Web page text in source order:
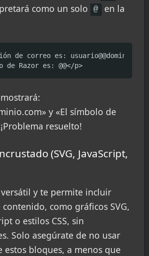
como un solo
@
en la
de correo es:
de Razor es: @@</p>
» y «El símbolo de
resuelto!
(SVG, JavaScript,
versátil y te permite incluir
como gráficos SVG,
o estilos CSS, sin
Solo asegúrate de no usar
estos bloques, a menos que